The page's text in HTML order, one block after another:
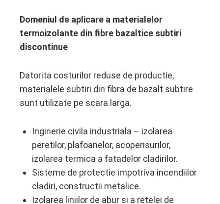
Domeniul de aplicare a materialelor
termoizolante din fibre bazaltice subtiri
discontinue
Datorita costurilor reduse de productie,
materialele subtiri din fibra de bazalt subtire
sunt utilizate pe scara larga.
Inginerie civila industriala – izolarea
peretilor, plafoanelor, acoperisurilor,
izolarea termica a fatadelor cladirilor.
Sisteme de protectie impotriva incendiilor
cladiri, constructii metalice.
Izolarea liniilor de abur si a retelei de